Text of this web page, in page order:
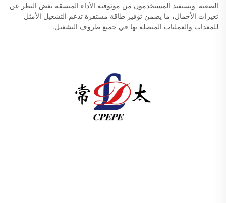
الصعبة. ويستفيد المستخدمون من موثوقية الأداء المتسقة بغض النظر عن
تغيرات الأحمال، ما يضمن توفير طاقة مستقرة تدعم التشغيل الأمثل
للمعدات والعمليات المتصلة بها في جميع ظروف التشغيل.